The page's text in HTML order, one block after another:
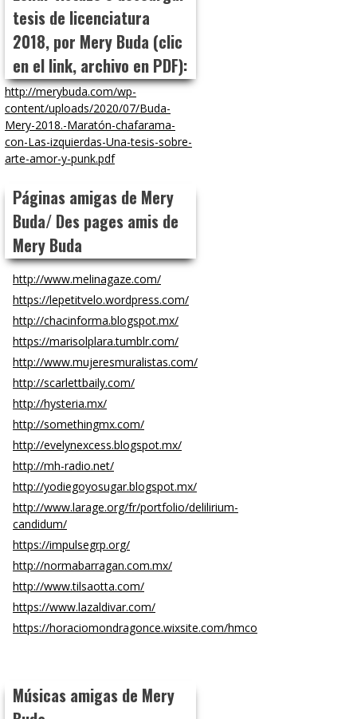
tesis de licenciatura
2018, por Mery Buda (clic
en el link, archivo en PDF):
http://merybuda.com/wp-
content/uploads/2020/07/Buda-
Mery-2018.-Maratón-chafarama-
con-Las-izquierdas-Una-tesis-sobre-
arte-amor-y-punk.pdf
Páginas amigas de Mery
Buda/ Des pages amis de
Mery Buda
http://www.melinagaze.com/
https://lepetitvelo.wordpress.com/
http://chacinforma.blogspot.mx/
https://marisolplara.tumblr.com/
http://www.mujeresmuralistas.com/
http://scarlettbaily.com/
http://hysteria.mx/
http://somethingmx.com/
http://evelynexcess.blogspot.mx/
http://mh-radio.net/
http://yodiegoyosugar.blogspot.mx/
http://www.larage.org/fr/portfolio/delilirium-
candidum/
https://impulsegrp.org/
http://normabarragan.com.mx/
http://www.tilsaotta.com/
https://www.lazaldivar.com/
https://horaciomondragonce.wixsite.com/hmco
Músicas amigas de Mery